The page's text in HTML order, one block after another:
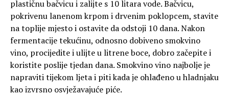
plastičnu bačvicu i zalijte s 10 litara vode. Bačvicu,
pokrivenu lanenom krpom i drvenim poklopcem, stavite
na toplije mjesto i ostavite da odstoji 10 dana. Nakon
fermentacije tekućinu, odnosno dobiveno smokvino
vino, procijedite i ulijte u litrene boce, dobro začepite i
koristite poslije tjedan dana. Smokvino vino najbolje je
napraviti tijekom ljeta i piti kada je ohlađeno u hladnjaku
kao izvrsno osvježavajuće piće.